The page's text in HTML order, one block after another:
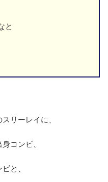
と
リーレイに、
コンビ、
と、